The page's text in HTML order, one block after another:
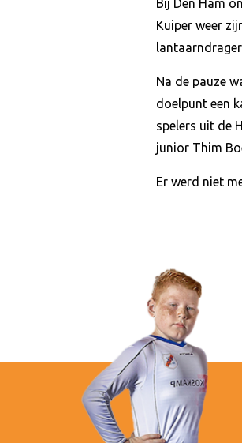
Bij Den Ham
Kuiper weer
Na de pauze
doelpunt een
spelers uit de
junior Thim
Er werd niet